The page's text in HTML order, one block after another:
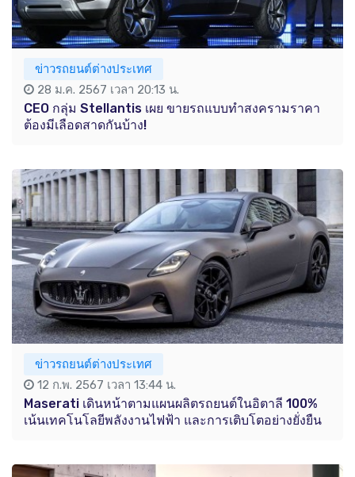
ข่าวรถยนต์ต่างประเทศ
28 ม.ค. 2567 เวลา 20:13 น.
CEO กลุ่ม Stellantis เผย ขายรถแบบทำสงครามราคา
ต้องมีเลือดสาดกันบ้าง!
ข่าวรถยนต์ต่างประเทศ
12 ก.พ. 2567 เวลา 13:44 น.
Maserati เดินหน้าตามแผนผลิตรถยนต์ในอิตาลี 100%
เน้นเทคโนโลยีพลังงานไฟฟ้า และการเติบโตอย่างยั่งยืน